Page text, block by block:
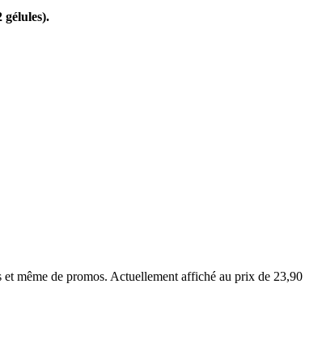
gélules).
même de promos. Actuellement affiché au prix de 23,90